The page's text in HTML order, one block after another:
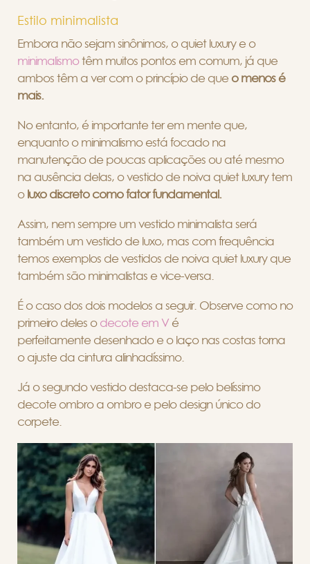
Estilo minimalista
Embora não sejam sinônimos, o quiet luxury e o
minimalismotêm muitos pontos em comum, já que
ambos têm a ver com o princípio de que o menos é
mais.
No entanto, é importante ter em mente que,
enquanto o minimalismo está focado na
manutenção de poucas aplicações ou até mesmo
na ausência delas, o vestido de noiva quiet luxury tem
oluxo discreto como fator fundamental.
Assim, nem sempre um vestido minimalista será
também um vestido de luxo, mas com frequência
temos exemplos de vestidos de noiva quiet luxury que
também são minimalistas e vice-versa.
É o caso dos dois modelos a seguir. Observe como no
primeiro deles o decote em V é
perfeitamente desenhado e o laço nas costas torna
o ajuste da cintura alinhadíssimo.
Já o segundo vestido destaca-se pelo belíssimo
decote ombro a ombro e pelo design único do
corpete.